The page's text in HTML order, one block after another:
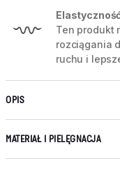
Ten produkt
rozciągania
ruchu i
OPIS
MATERIAŁ I PIELĘGNACJA